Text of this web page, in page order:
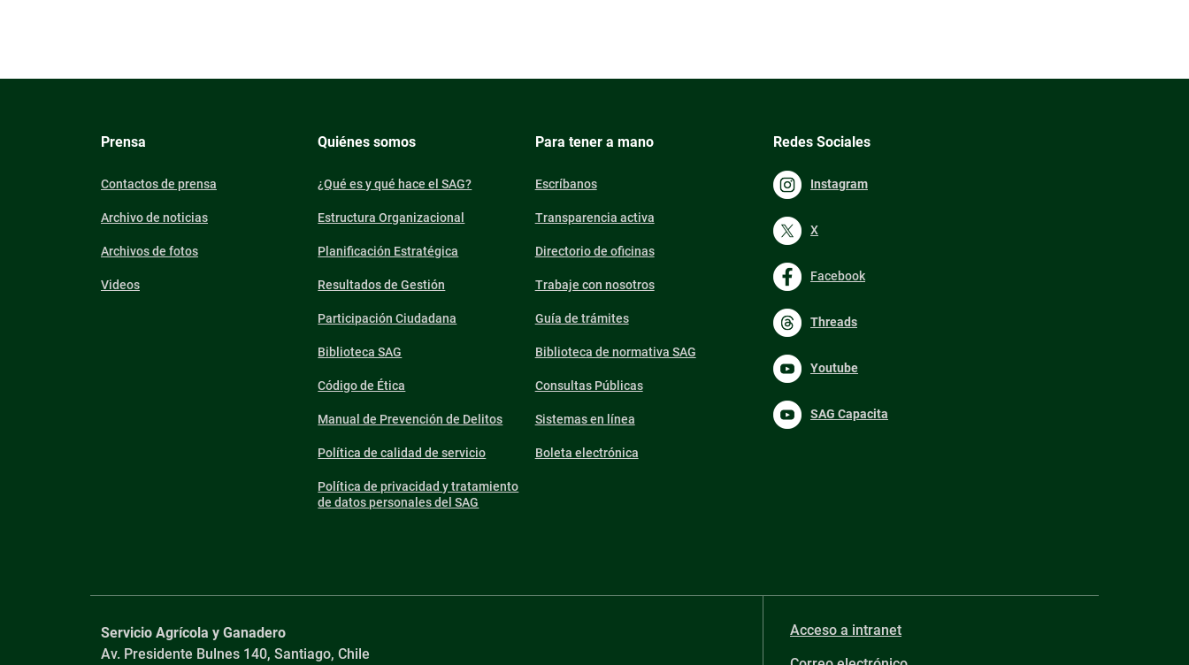
Prensa
Contactos de prensa
Archivo de noticias
Archivos de fotos
Videos
Quiénes somos
¿Qué es y qué hace el SAG?
Estructura Organizacional
Planificación Estratégica
Resultados de Gestión
Participación Ciudadana
Biblioteca SAG
Código de Ética
Manual de Prevención de Delitos
Política de calidad de servicio
Política de privacidad y tratamiento
de datos personales del SAG
Para tener a mano
Escríbanos
Transparencia activa
Directorio de oficinas
Trabaje con nosotros
Guía de trámites
Biblioteca de normativa SAG
Consultas Públicas
Sistemas en línea
Boleta electrónica
Redes Sociales
Instagram
X
Facebook
Threads
Youtube
SAG Capacita
Servicio Agrícola y Ganadero
Av. Presidente Bulnes 140, Santiago, Chile
Acceso a intranet